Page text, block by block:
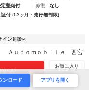
定整備付 修復
なし
証付 (12ヶ月・走行無制限)
イン商談可
Ａｕｔｏｍｏｂｉｌｅ 西宮
する
お気に入り
ンロード アプリを開く